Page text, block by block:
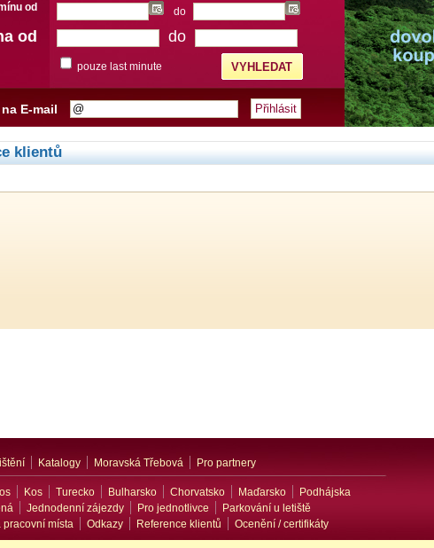
klientů
Katalogy Moravská Třebová Pro partnery
Kos Turecko Bulharsko Chorvatsko Maďarsko
Podhájska
Jednodenní zájezdy Pro jednotlivce
Parkování u letiště
pracovní místa Odkazy Reference klientů Ocenění / certifikáty
od do
od do
pouze last minute
E-mail